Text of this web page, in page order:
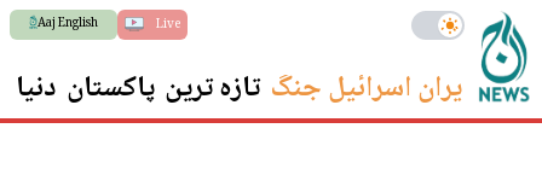
Live
Aaj English
ایران اسرائیل جنگ تازہ ترین پاکستان دنیا